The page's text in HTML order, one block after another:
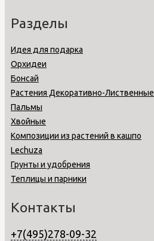
Разделы
Идея для подарка
Орхидеи
Бонсай
Растения Декоративно-Лиственные
Пальмы
Хвойные
Композиции из растений в кашпо
Lechuza
Грунты и удобрения
Теплицы и парники
Контакты
+7(495)278-09-32